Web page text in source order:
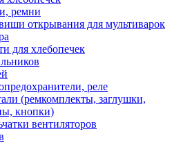
ремни
открывания для мультиварок
для хлебопечек
реле
(ремкомплекты, заглушки,
кнопки)
вентиляторов